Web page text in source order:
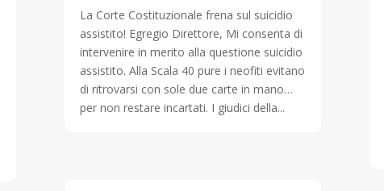
La Corte Costituzionale frena sul suicidio
assistito! Egregio Direttore, Mi consenta di
intervenire in merito alla questione suicidio
assistito. Alla Scala 40 pure i neofiti evitano
di ritrovarsi con sole due carte in mano…
per non restare incartati. I giudici della...